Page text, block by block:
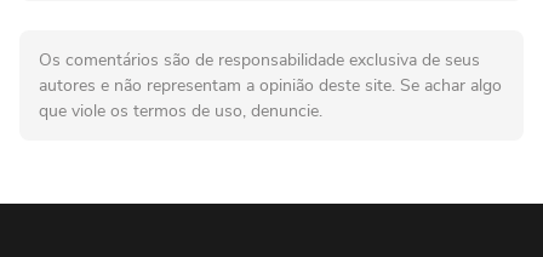
Os comentários são de responsabilidade exclusiva de seus
autores e não representam a opinião deste site. Se achar algo
que viole os termos de uso, denuncie.